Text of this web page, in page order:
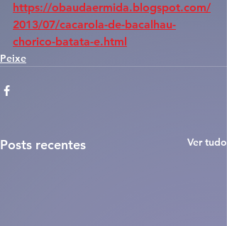
https://obaudaermida.blogspot.com/
2013/07/cacarola-de-bacalhau-
chorico-batata-e.html
Peixe
Posts recentes Ver tudo